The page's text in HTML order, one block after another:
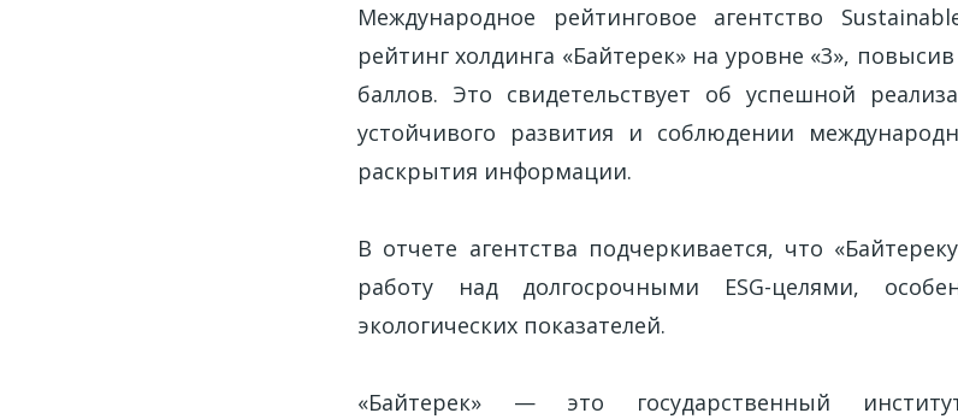
Международное рейтинговое агентство
рейтинг холдинга «Байтерек» на уровне «3»,
баллов. Это свидетельствует об успешной
устойчивого развития и соблюдении
раскрытия информации.
В отчете агентства подчеркивается, что
работу над долгосрочными ESG-целями,
экологических показателей.
«Байтерек» — это государственный